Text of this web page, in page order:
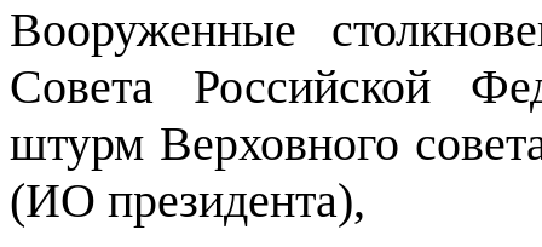
Вооруженные
Совета Российской
штурм Верховного
(ИО президента),